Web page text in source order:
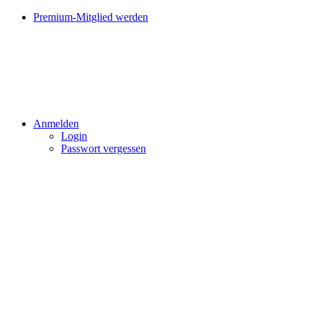
Premium-Mitglied werden
Anmelden
Login
Passwort vergessen